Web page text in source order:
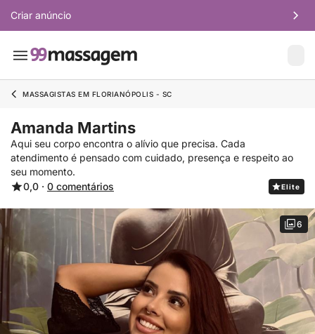
Criar anúncio
MASSAGISTAS EM FLORIANÓPOLIS - SC
Amanda Martins
Aqui seu corpo encontra o alívio que precisa. Cada
atendimento é pensado com cuidado, presença e respeito ao
seu momento.
0,0 · 0 comentários Elite
6